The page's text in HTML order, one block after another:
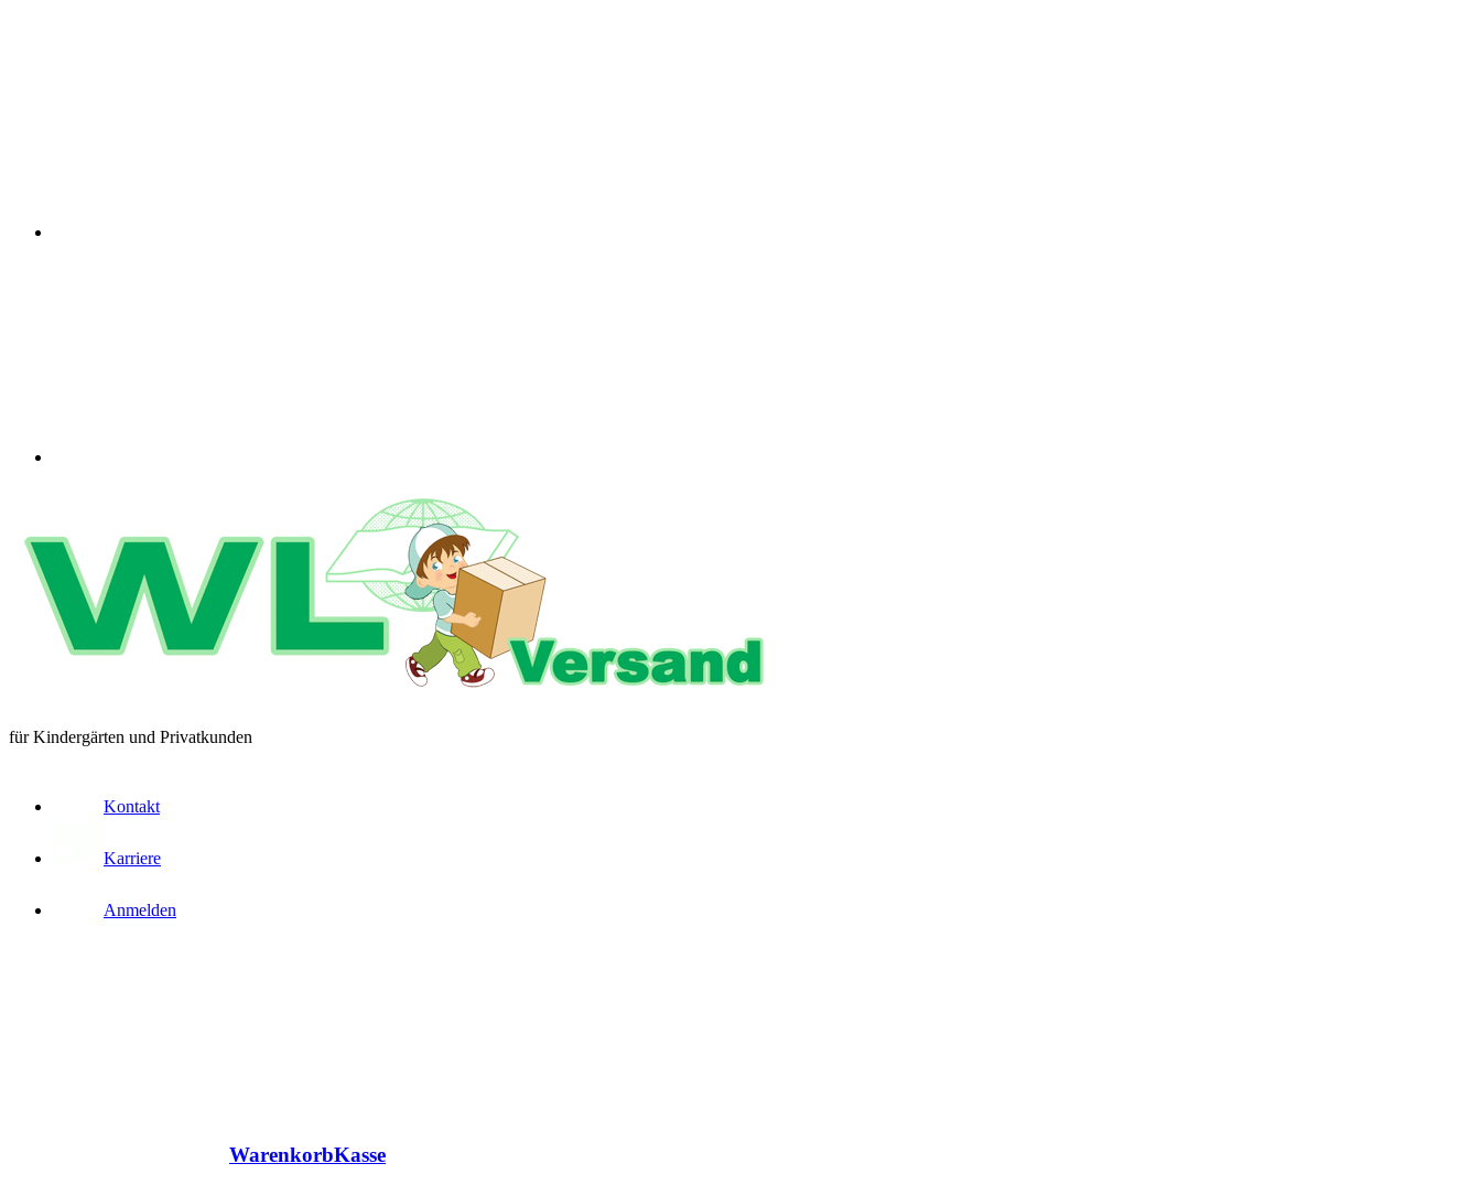
für Kindergärten und Privatkunden
Kontakt
Karriere
Anmelden
WarenkorbKasse